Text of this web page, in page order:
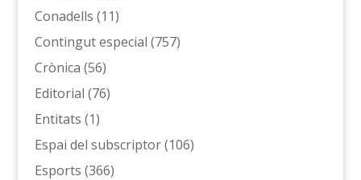
Conadells (11)
Contingut especial (757)
Crònica (56)
Editorial (76)
Entitats (1)
Espai del subscriptor(106)
Esports (366)